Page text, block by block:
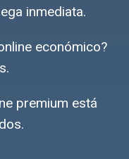
inmediata.
económico?
premium está